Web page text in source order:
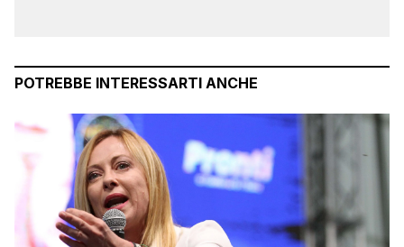
POTREBBE INTERESSARTI ANCHE